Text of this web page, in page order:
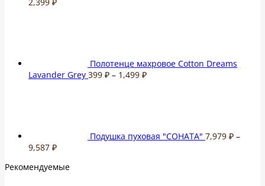
Полотенце махровое Cotton Dreams
Lavander Grey 399 ₽ – 1,499 ₽Диапазон
Подушка пуховая "СОНАТА" 7,979 ₽ –
9,587 ₽Диапазон
7,979 ₽
Рекомендуемые